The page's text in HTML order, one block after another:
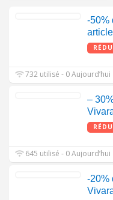
-50%
732 utilisé - 0 Aujourd’hui
–
645 utilisé - 0 Aujourd’hui
-20%